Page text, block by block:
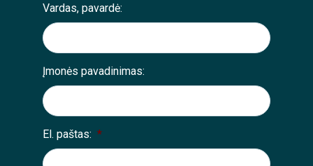
Vardas, pavardė:
Įmonės pavadinimas:
El. paštas: *